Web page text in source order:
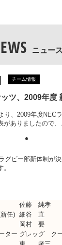
ニュース
チーム情報
ツ、2009年度
より、2009年度
表がありました
す。
佐藤 純孝
(新任) 細谷 直